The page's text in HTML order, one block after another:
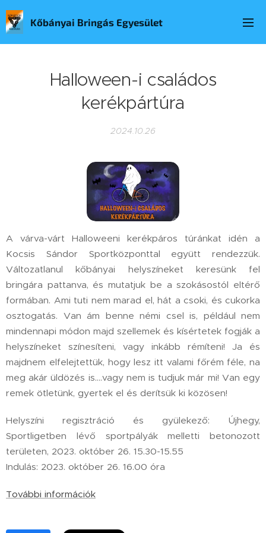
Kőbányai Bringás Egyesület
Halloween-i családos
kerékpártúra
2024.10.26
A várva-várt Halloweeni kerékpáros túránkat idén a
Kocsis Sándor Sportközponttal együtt rendezzük.
Változatlanul kőbányai helyszíneket keresünk fel
bringára pattanva, és mutatjuk be a szokásostól eltérő
formában. Ami tuti nem marad el, hát a csoki, és cukorka
osztogatás. Van ám benne némi csel is, például nem
mindennapi módon majd szellemek és kísértetek fogják a
helyszíneket színesíteni, vagy inkább rémíteni! Ja és
majdnem elfelejtettük, hogy lesz itt valami főrém féle, na
meg akár üldözés is….vagy nem is tudjuk már mi! Van egy
remek ötletünk, gyertek el és derítsük ki közösen!
Helyszíni regisztráció és gyülekező: Újhegy,
Sportligetben lévő sportpályák melletti betonozott
területen, 2023. október 26. 15.30-15.55
Indulás: 2023. október 26. 16.00 óra
További információk